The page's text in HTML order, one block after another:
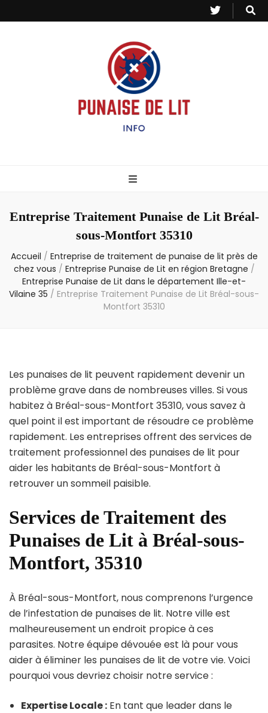
– Info
Entreprise Traitement Punaise de Lit Bréal-
sous-Montfort 35310
Accueil / Entreprise de traitement de punaise de lit près de
chez vous / Entreprise Punaise de Lit en région Bretagne /
Entreprise Punaise de Lit dans le département Ille-et-
Vilaine 35 / Entreprise Traitement Punaise de Lit Bréal-sous-
Montfort 35310
Les punaises de lit peuvent rapidement devenir un
problème grave dans de nombreuses villes. Si vous
habitez à Bréal-sous-Montfort 35310, vous savez à
quel point il est important de résoudre ce problème
rapidement. Les entreprises offrent des services de
traitement professionnel des punaises de lit pour
aider les habitants de Bréal-sous-Montfort à
retrouver un sommeil paisible.
Services de Traitement des
Punaises de Lit à Bréal-sous-
Montfort, 35310
À Bréal-sous-Montfort, nous comprenons l’urgence
de l’infestation de punaises de lit. Notre ville est
malheureusement un endroit propice à ces
parasites. Notre équipe dévouée est là pour vous
aider à éliminer les punaises de lit de votre vie. Voici
pourquoi vous devriez choisir notre service :
Expertise Locale : En tant que leader dans le